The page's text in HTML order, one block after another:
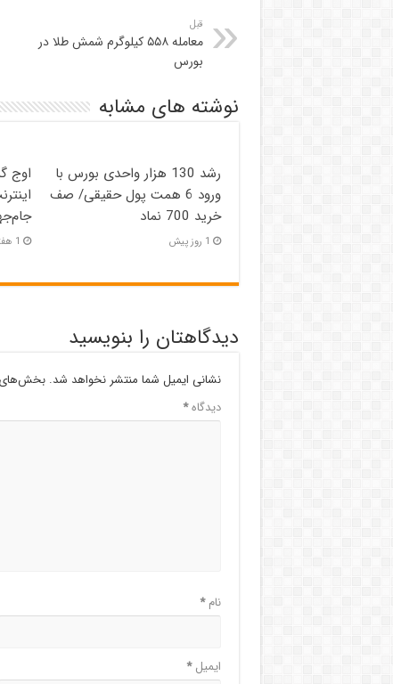
قبل
معامله ۵۵۸ کیلوگرم شمش طلا در
بورس
نوشته های مشابه
رشد 130 هزار واحدی بورس با
ورود 6 همت پول حقیقی/ صف
خرید 700 نماد
1 روز پیش
اوج
1 هفته پیش
دیدگاهتان را بنویسید
نشانی ایمیل شما منتشر نخواهد شد. بخش‌های
دیدگاه*
نام*
ایمیل*